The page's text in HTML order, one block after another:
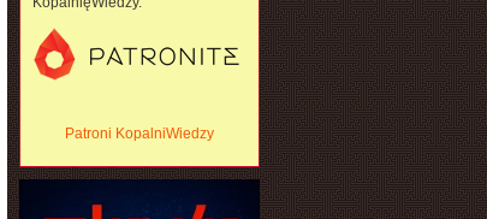
Patroni KopalniWiedzy